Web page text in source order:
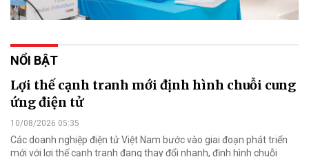
NỔI BẬT
Lợi thế cạnh tranh mới định hình chuỗi cung
ứng điện tử
10/08/2026 05:35
Các doanh nghiệp điện tử Việt Nam bước vào giai đoạn phát triển
mới với lợi thế cạnh tranh đang thay đổi nhanh, định hình chuỗi